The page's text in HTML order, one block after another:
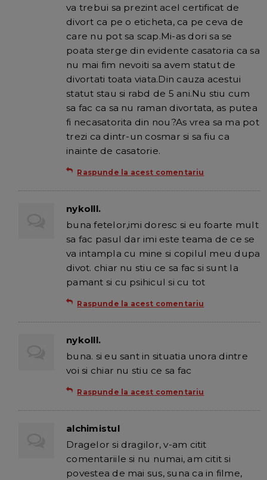
va trebui sa prezint acel certificat de
divort ca pe o eticheta, ca pe ceva de
care nu pot sa scap.Mi-as dori sa se
poata sterge din evidente casatoria ca sa
nu mai fim nevoiti sa avem statut de
divortati toata viata.Din cauza acestui
statut stau si rabd de 5 ani.Nu stiu cum
sa fac ca sa nu raman divortata, as putea
fi necasatorita din nou?As vrea sa ma pot
trezi ca dintr-un cosmar si sa fiu ca
inainte de casatorie.
Raspunde la acest comentariu
nykolll.
buna fetelor,imi doresc si eu foarte mult
sa fac pasul dar imi este teama de ce se
va intampla cu mine si copilul meu dupa
divot. chiar nu stiu ce sa fac si sunt la
pamant si cu psihicul si cu tot
Raspunde la acest comentariu
nykolll.
buna. si eu sant in situatia unora dintre
voi si chiar nu stiu ce sa fac
Raspunde la acest comentariu
alchimistul
Dragelor si dragilor, v-am citit
comentariile si nu numai, am citit si
povestea de mai sus, suna ca in filme,